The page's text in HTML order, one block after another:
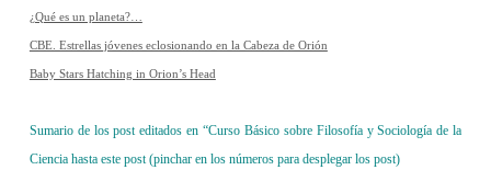
¿Qué es un planeta?…
CBE. Estrellas jóvenes eclosionando en la Cabeza de Orión
Baby Stars Hatching in Orion’s Head
Sumario de los post editados en “Curso Básico sobre Filosofía y Sociología de la
Ciencia hasta este post (pinchar en los números para desplegar los post)